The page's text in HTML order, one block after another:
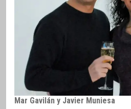
Mar Gavilán y Javier Muniesa